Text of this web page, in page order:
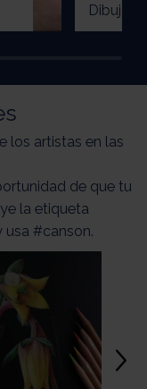
Dibujo:
los artistas en las
de que tu
la etiqueta
usa #canson.